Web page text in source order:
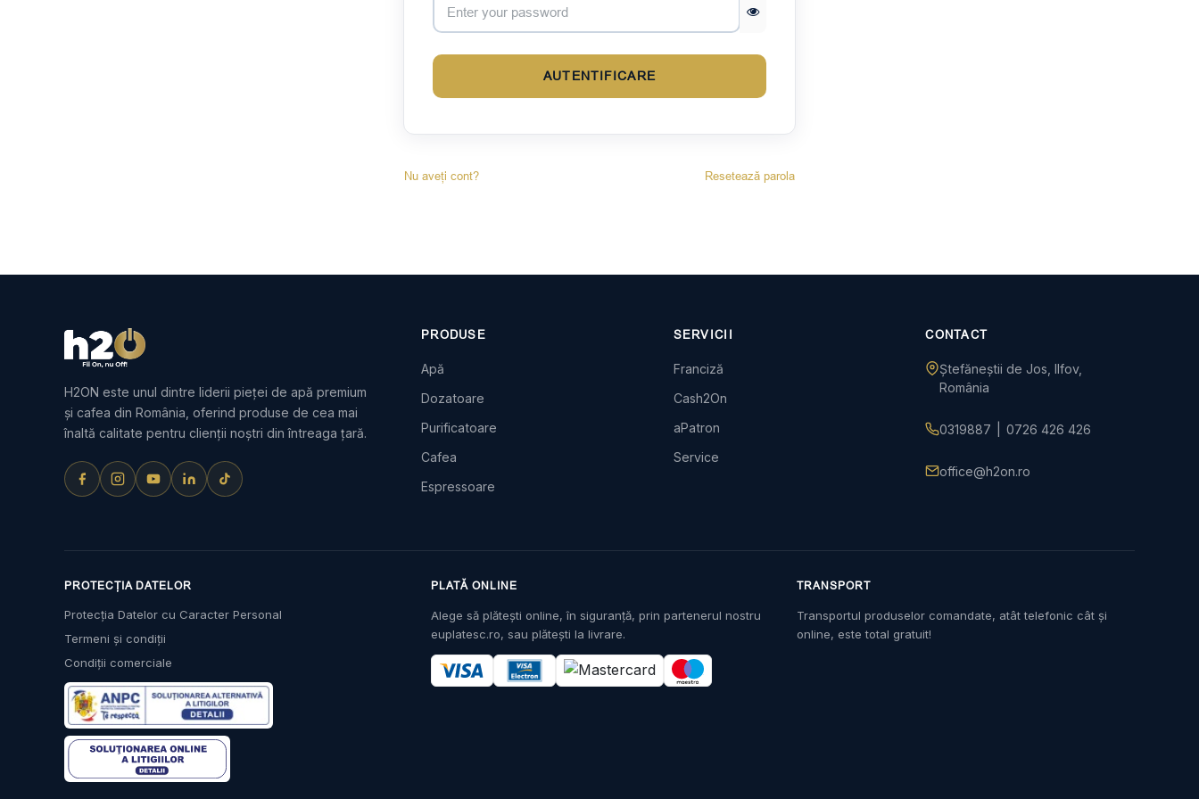
AUTENTIFICARE
Nu aveți cont? Resetează parola
H2ON este unul dintre liderii pieței de apă premium
și cafea din România, oferind produse de cea mai
înaltă calitate pentru clienții noștri din întreaga țară.
PRODUSE
Apă
Dozatoare
Purificatoare
Cafea
Espressoare
SERVICII
Franciză
Cash2On
aPatron
Service
CONTACT
Ștefăneștii de Jos, Ilfov,
România
0319887 0726 426 426
office@h2on.ro
PROTECȚIA DATELOR
Protecția Datelor cu Caracter Personal
Termeni și condiții
Condiții comerciale
PLATĂ ONLINE
Alege să plătești online, în siguranță, prin partenerul nostru
euplatesc.ro, sau plătești la livrare.
TRANSPORT
Transportul produselor comandate, atât telefonic cât și
online, este total gratuit!